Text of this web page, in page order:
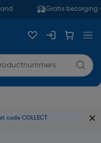
Gratis bezorging
code COLLECT